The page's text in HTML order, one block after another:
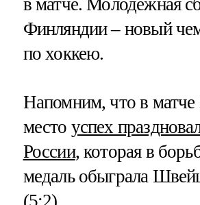
Финляндии – новый
по хоккею.
Напомним, что в матче
место успех
России, которая в
медаль обыграла
(5:2).